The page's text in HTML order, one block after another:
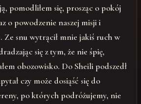
pomodliłem się, prosząc o pokój
o powodzenie naszej misji i
Ze snu wytrącił mnie jakiś ruch w
się z tym, że nie śpię,
obozowisko. Do Sheili podszedł
czy może dosiąść się do
po których podróżujemy, nie